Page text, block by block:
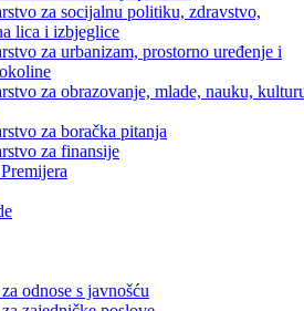
za privredu
za pravosuđe, upravu i radne odnose
za unutrašnje poslove
za socijalnu politiku, zdravstvo,
lica i izbjeglice
za urbanizam, prostorno uređenje i
za obrazovanje, mlade, nauku,
za boračka pitanja
za finansije